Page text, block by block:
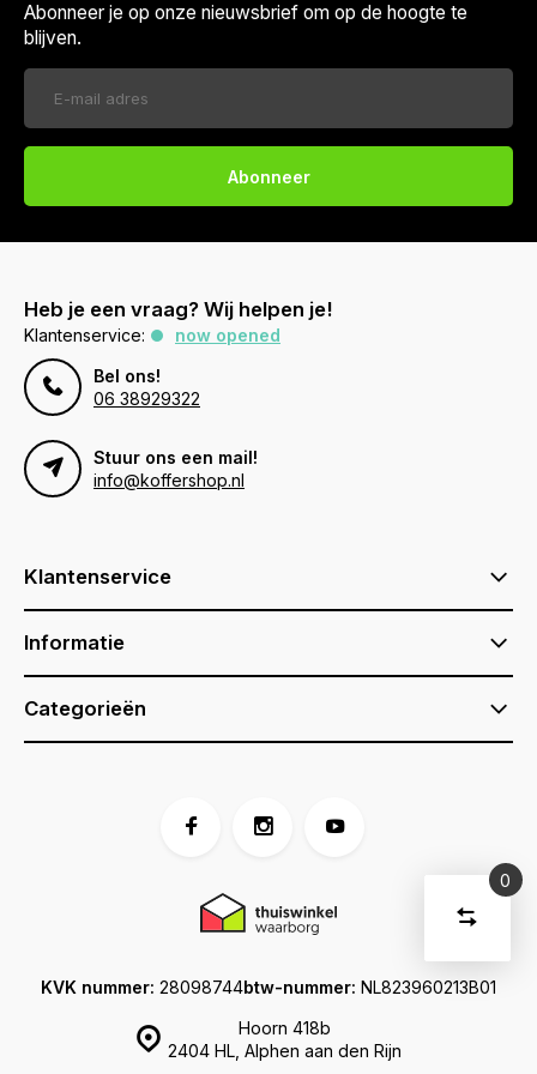
Abonneer je op onze nieuwsbrief om op de hoogte te
blijven.
Abonneer
Heb je een vraag? Wij helpen je!
Klantenservice:
now opened
Bel ons!
06 38929322
Stuur ons een mail!
info@koffershop.nl
Klantenservice
Informatie
Categorieën
Hoorn 418b
2404 HL, Alphen aan den Rijn
KVK nummer: 28098744btw-nummer: NL823960213B01
0
Vergelijk
Verwijder
alle
producten
U
heeft
Start